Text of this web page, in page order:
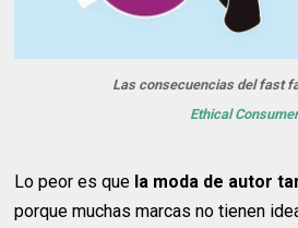
Las consecuencias del fast
Ethical Consumer
Lo peor es que la moda de autor
porque muchas marcas no tienen